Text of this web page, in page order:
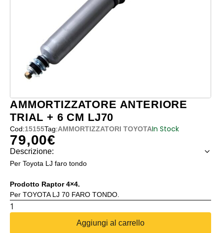
AMMORTIZZATORE ANTERIORE
TRIAL + 6 CM LJ70
Cod:15155Tag:AMMORTIZZATORI TOYOTAIn Stock
79,00€
Descrizione:
Per Toyota LJ faro tondo
Prodotto Raptor 4×4.
Per TOYOTA LJ 70 FARO TONDO.
AMMORTIZZATORE
Aggiungi al carrello